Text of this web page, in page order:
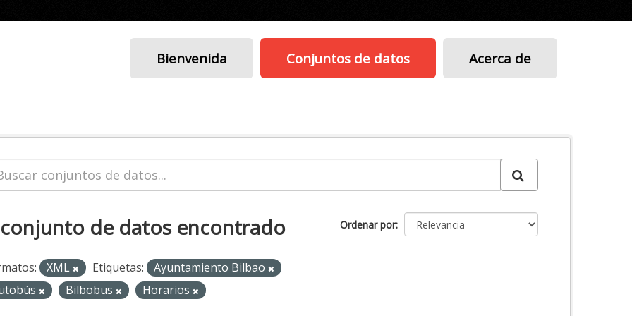
Bienvenida Conjuntos de datos Acerca de
Ordenar por
de datos encontrado
XML Etiquetas:
Ayuntamiento Bilbao
Bilbobus Horarios